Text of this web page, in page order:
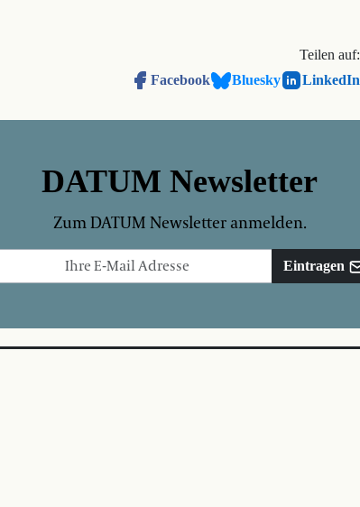
Teilen auf:
Facebook
Bluesky LinkedIn
DATUM Newsletter
Zum DATUM Newsletter anmelden.
Eintragen